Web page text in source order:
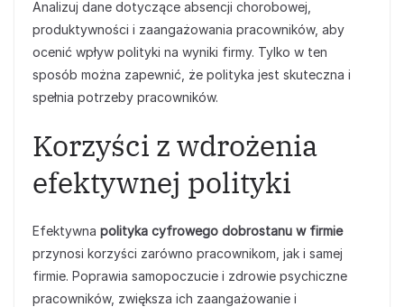
Analizuj dane dotyczące absencji chorobowej,
produktywności i zaangażowania pracowników, aby
ocenić wpływ polityki na wyniki firmy. Tylko w ten
sposób można zapewnić, że polityka jest skuteczna i
spełnia potrzeby pracowników.
Korzyści z wdrożenia
efektywnej polityki
Efektywna polityka cyfrowego dobrostanu w firmie
przynosi korzyści zarówno pracownikom, jak i samej
firmie. Poprawia samopoczucie i zdrowie psychiczne
pracowników, zwiększa ich zaangażowanie i